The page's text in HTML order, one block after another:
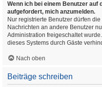
Wenn ich bei einem Benutzer auf
aufgefordert, mich anzumelden.
Nur registrierte Benutzer dürfen
Nachrichten an andere Benutzer
Administration freigeschaltet
dieses Systems durch Gäste
Nach oben
Beiträge schreiben